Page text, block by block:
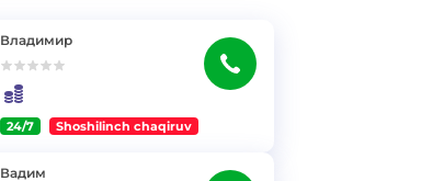
Владимир
24/7 Shoshilinch chaqiruv
Вадим